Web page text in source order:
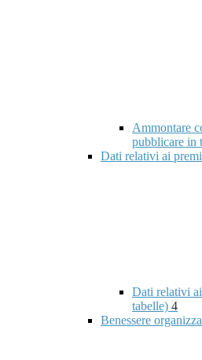
Ammontare
pubblicare in
Dati relativi ai premi
Dati relativi
tabelle) 4
Benessere